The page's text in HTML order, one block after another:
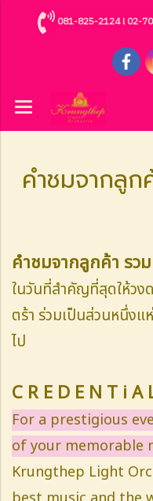
081-825-2124l02-
คำชมจากลูก
คำชมจากลูกค้า รว
ในวันที่สำคัญที่สุดให้วง
ตร้า ร่วมเป็นส่วนหนึ่งแ
ไป
C R E D E N T i
For a prestigious
of your memorable
Krungthep Light